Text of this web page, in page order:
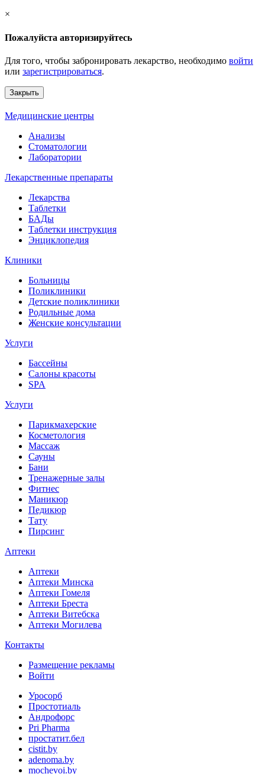
×
Пожалуйста авторизируйтесь
Для того, чтобы забронировать лекарство, необходимо войти
или зарегистрироваться.
Закрыть
Медицинские центры
Анализы
Стоматологии
Лаборатории
Лекарственные препараты
Лекарства
Таблетки
БАДы
Таблетки инструкция
Энциклопедия
Клиники
Больницы
Поликлиники
Детские поликлиники
Родильные дома
Женские консультации
Услуги
Бассейны
Салоны красоты
SPA
Услуги
Парикмахерские
Косметология
Массаж
Сауны
Бани
Тренажерные залы
Фитнес
Маникюр
Педикюр
Тату
Пирсинг
Аптеки
Аптеки
Аптеки Минска
Аптеки Гомеля
Аптеки Бреста
Аптеки Витебска
Аптеки Могилева
Контакты
Размещение рекламы
Войти
Уросорб
Простотиаль
Андрофорс
Pri Pharma
простатит.бел
cistit.by
adenoma.by
mochevoi.by